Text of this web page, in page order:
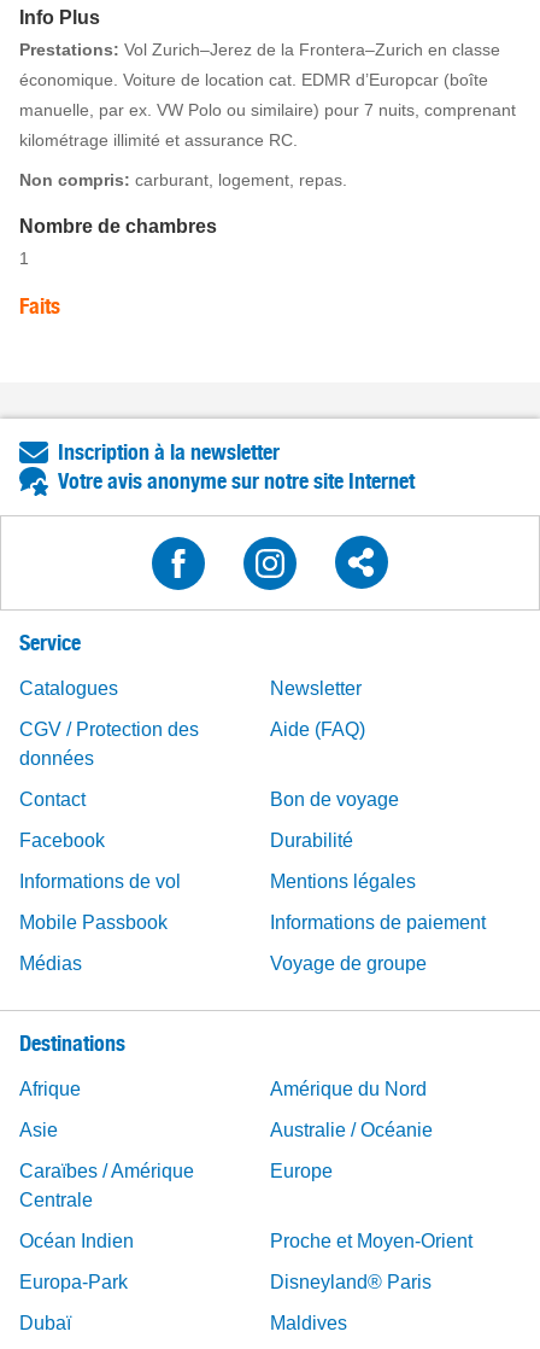
Info Plus
Prestations: Vol Zurich–Jerez de la Frontera–Zurich en classe
économique. Voiture de location cat. EDMR d’Europcar (boîte
manuelle, par ex. VW Polo ou similaire) pour 7 nuits, comprenant
kilométrage illimité et assurance RC.
Non compris: carburant, logement, repas.
Nombre de chambres
1
Faits
Inscription à la newsletter
Votre avis anonyme sur notre site Internet
Service
Catalogues
Newsletter
CGV / Protection des
données
Aide (FAQ)
Contact
Bon de voyage
Facebook
Durabilité
Informations de vol
Mentions légales
Mobile Passbook
Informations de paiement
Médias
Voyage de groupe
Destinations
Afrique
Amérique du Nord
Asie
Australie / Océanie
Caraïbes / Amérique
Centrale
Europe
Océan Indien
Proche et Moyen-Orient
Europa-Park
Disneyland® Paris
Dubaï
Maldives